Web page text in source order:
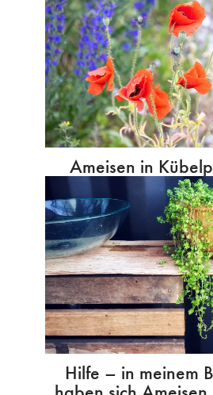
Ameisen in
Hilfe – in meinem